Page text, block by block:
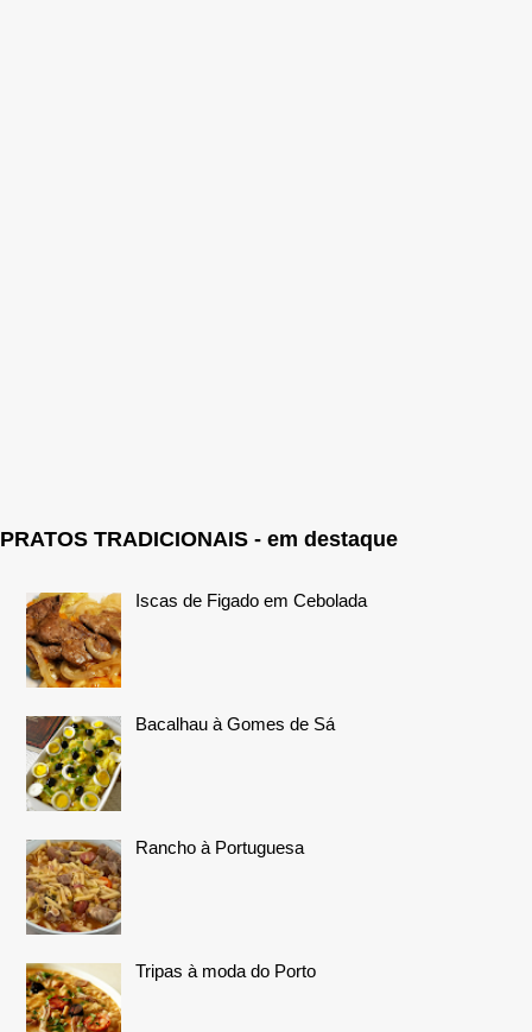
PRATOS TRADICIONAIS - em destaque
Iscas de Figado em Cebolada
Bacalhau à Gomes de Sá
Rancho à Portuguesa
Tripas à moda do Porto